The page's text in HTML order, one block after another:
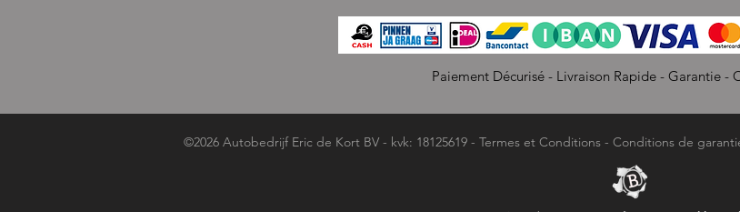
Paiement Décurisé - Livraison Rapide - Garantie -
©2026 Autobedrijf Eric de Kort BV - kvk: 18125619 - Termes et Conditions - Conditions de